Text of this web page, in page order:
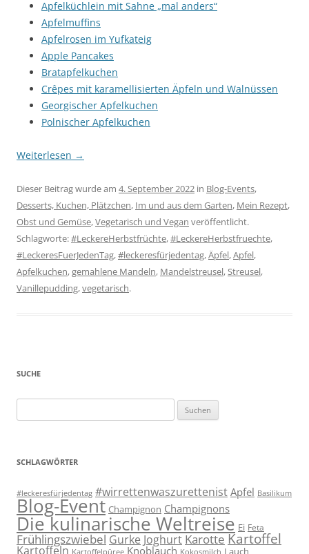
Apfelküchlein mit Sahne „mal anders“
Apfelmuffins
Apfelrosen im Yufkateig
Apple Pancakes
Bratapfelkuchen
Crêpes mit karamellisierten Äpfeln und Walnüssen
Georgischer Apfelkuchen
Polnischer Apfelkuchen
Weiterlesen →
Dieser Beitrag wurde am 4. September 2022 in Blog-Events,
Desserts, Kuchen, Plätzchen, Im und aus dem Garten, Mein Rezept,
Obst und Gemüse,Vegetarisch und Vegan veröffentlicht.
Schlagworte:#LeckereHerbstfrüchte,#LeckereHerbstfruechte,
#LeckeresFuerJedenTag,#leckeresfürjedentag,Äpfel,Apfel,
Apfelkuchen,gemahlene Mandeln, Mandelstreusel,Streusel,
Vanillepudding,vegetarisch.
SUCHE
nach:
SCHLAGWÖRTER
#leckeresfürjedentag #wirrettenwaszurettenist Apfel Basilikum
Blog-Event Champignon Champignons
Die kulinarische Weltreise Ei Feta
Frühlingszwiebel Gurke Joghurt Karotte Kartoffel
Kartoffeln Kartoffelpüree Knoblauch Kokosmilch Lauch